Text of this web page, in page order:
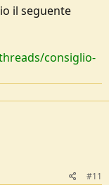
il seguente
consiglio-
#11